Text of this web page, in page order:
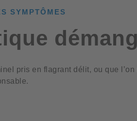
SYMPTÔMES
pris en flagrant délit, ou que